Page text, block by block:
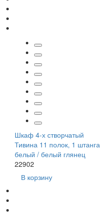
Шкаф 4-х створчатый
Тивина 11 полок, 1 штанга
белый / белый глянец
22902
В корзину